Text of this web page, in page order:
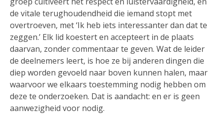
de vitale terughoudendheid die iemand stopt met
overtroeven, met ‘Ik heb iets interessanter dan dat te
zeggen.’ Elk lid koestert en accepteert in de plaats
daarvan, zonder commentaar te geven. Wat de leider
de deelnemers leert, is hoe ze bij anderen dingen die
diep worden gevoeld naar boven kunnen halen, maar
waarvoor we elkaars toestemming nodig hebben om
deze te onderzoeken. Dat is aandacht: en er is geen
aanwezigheid voor nodig.